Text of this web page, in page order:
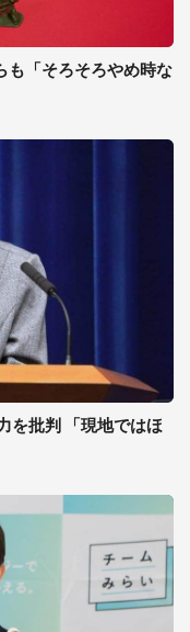
も「そろそろやめ時な
を批判 「現地ではほ